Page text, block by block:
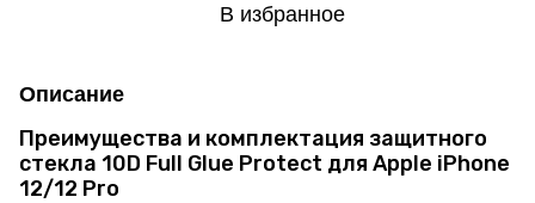
В избранное
Описание
Преимущества и комплектация защитного
стекла 10D Full Glue Protect для Apple iPhone
12/12 Pro